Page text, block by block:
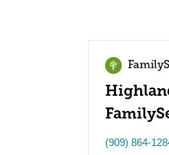
(909) 864-